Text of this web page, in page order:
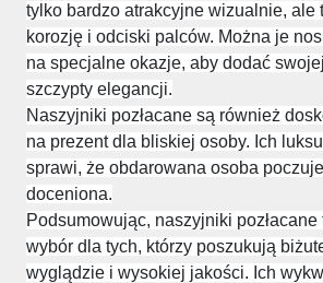
tylko bardzo atrakcyjne wizualnie, ale
korozję i odciski palców. Można je
na specjalne okazje, aby dodać
szczypty elegancji.
Naszyjniki pozłacane są również
na prezent dla bliskiej osoby. Ich
sprawi, że obdarowana osoba
doceniona.
Podsumowując, naszyjniki pozłacane
wybór dla tych, którzy poszukują
wyglądzie i wysokiej jakości. Ich